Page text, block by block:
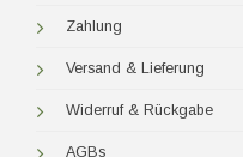
Zahlung
Versand & Lieferung
Widerruf & Rückgabe
AGBs